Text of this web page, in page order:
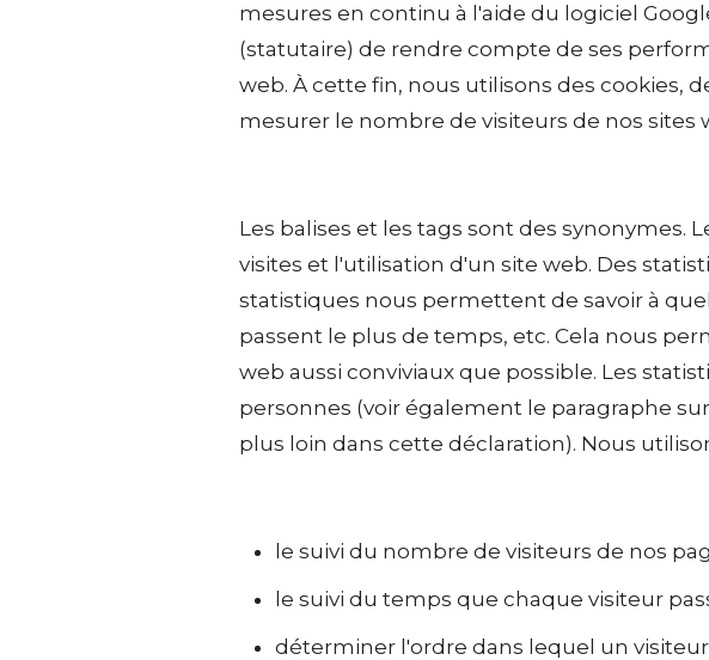
mesures en continu à l'aide du logiciel
(statutaire) de rendre compte de ses
web. À cette fin, nous utilisons des cookies,
mesurer le nombre de visiteurs de nos sites
Les balises et les tags sont des
visites et l'utilisation d'un site web. Des
statistiques nous permettent de savoir à
passent le plus de temps, etc. Cela nous
web aussi conviviaux que possible. Les
personnes (voir également le paragraphe
plus loin dans cette déclaration). Nous
le suivi du nombre de visiteurs de nos
le suivi du temps que chaque visiteur
déterminer l'ordre dans lequel un